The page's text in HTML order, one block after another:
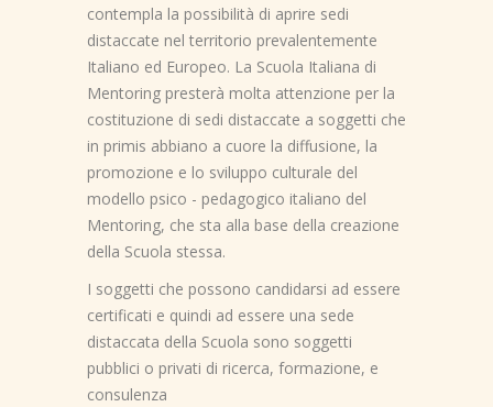
contempla la possibilità di aprire sedi
distaccate nel territorio prevalentemente
Italiano ed Europeo. La Scuola Italiana di
Mentoring presterà molta attenzione per la
costituzione di sedi distaccate a soggetti che
in primis abbiano a cuore la diffusione, la
promozione e lo sviluppo culturale del
modello psico - pedagogico italiano del
Mentoring, che sta alla base della creazione
della Scuola stessa.
I soggetti che possono candidarsi ad essere
certificati e quindi ad essere una sede
distaccata della Scuola sono soggetti
pubblici o privati di ricerca, formazione, e
consulenza